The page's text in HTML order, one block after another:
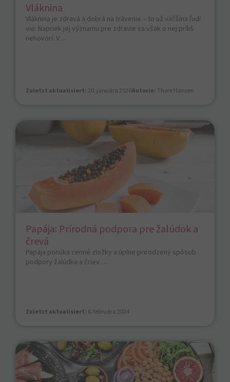
Vláknina
Vláknina je zdravá a dobrá na trávenie – to už väčšina ľudí
vie. Napriek jej významu pre zdravie sa však o nej príliš
nehovorí: V…
Zuletzt aktualisiert: 20. januára 2026Autorin: Thore Hansen
Papája: Prírodná podpora pre žalúdok a
črevá
Papája ponúka cenné zložky a úplne prirodzený spôsob
podpory žalúdka a čriev.…
Zuletzt aktualisiert: 6. februára 2024